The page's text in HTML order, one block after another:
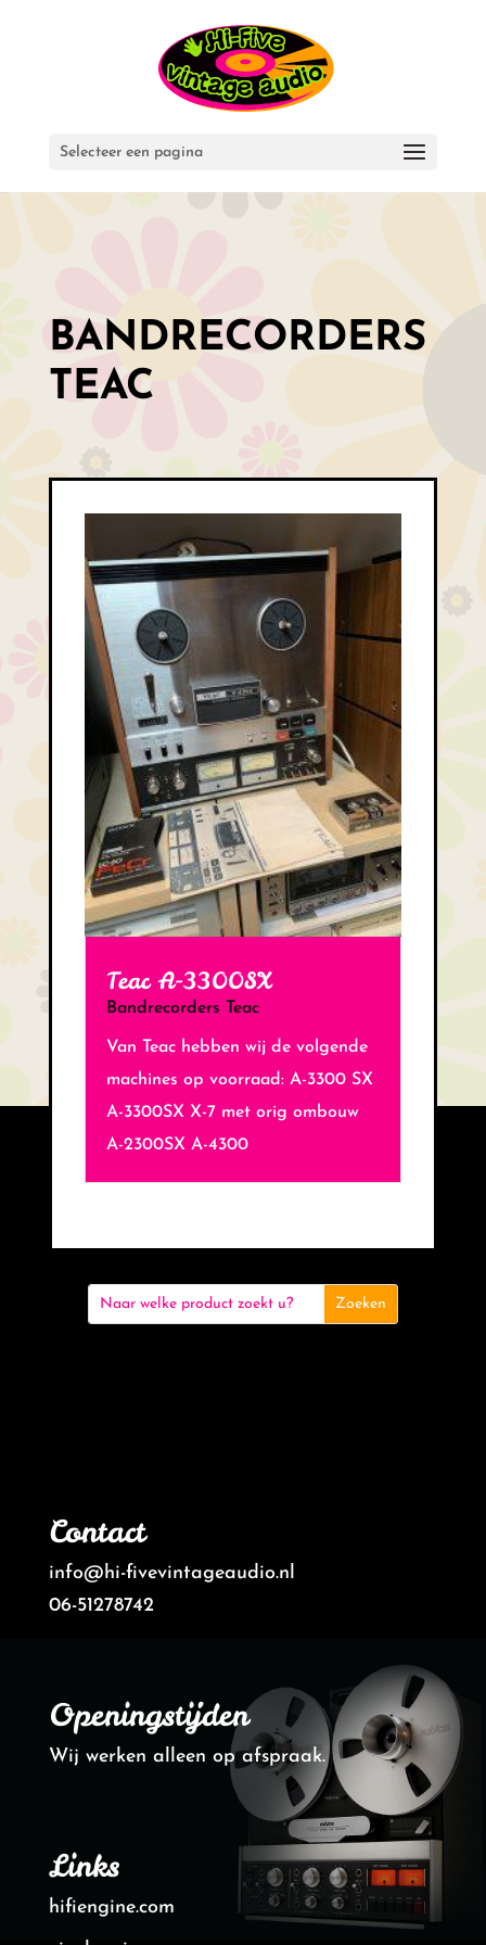
Selecteer een pagina
BANDRECORDERS
TEAC
Teac A-3300SX
Bandrecorders Teac
Van Teac hebben wij de volgende
machines op voorraad: A-3300 SX
A-3300SX X-7 met orig ombouw
A-2300SX A-4300
Contact
info@hi-fivevintageaudio.nl
06-51278742
Openingstijden
Wij werken alleen op afspraak.
Links
hifiengine.com